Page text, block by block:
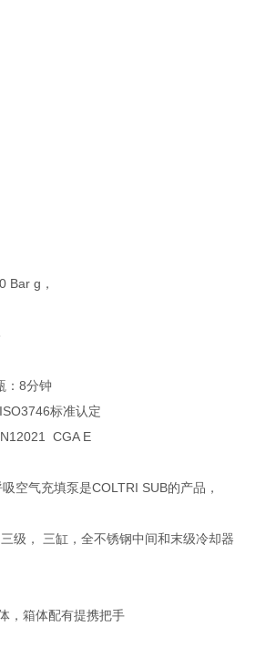
Bar g，
：8分钟
标准认定
CGA E
空气充填泵是COLTRI SUB的产品，
级， 三缸，全不锈钢中间和末级冷却器
，箱体配有提携把手